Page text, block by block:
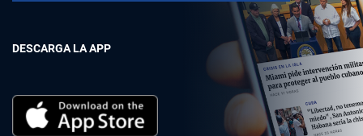
DESCARGA LA APP